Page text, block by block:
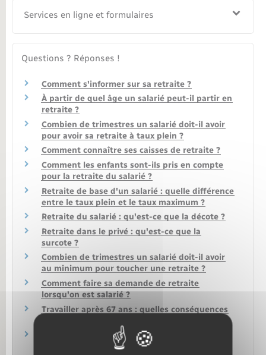
Services en ligne et formulaires
Questions ? Réponses !
Comment s'informer sur sa retraite ?
À partir de quel âge un salarié peut-il partir en
retraite ?
Combien de trimestres un salarié doit-il avoir
pour avoir sa retraite à taux plein ?
Comment connaître ses caisses de retraite ?
Comment les enfants sont-ils pris en compte
pour la retraite du salarié ?
Retraite de base d'un salarié : quelle différence
entre le taux plein et le taux maximum ?
Retraite du salarié : qu'est-ce que la décote ?
Retraite dans le privé : qu'est-ce que la
surcote ?
Combien de trimestres un salarié doit-il avoir
au minimum pour toucher une retraite ?
Comment faire sa demande de retraite
lorsqu'on est salarié ?
Travailler après 67 ans : quelles conséquences
Salarié détaché à l'étranger ou expatrié : quels
effets sur la retraite ?